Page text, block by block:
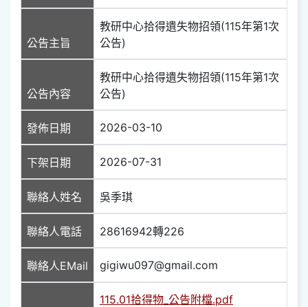
公告主旨
教研中心拾得遺失物招領(115年第1次
公告)
公告內容
教研中心拾得遺失物招領(115年第1次
公告)
發佈日期 2026-03-10
下架日期 2026-07-31
聯絡人姓名 吳季琪
聯絡人電話 28616942轉226
聯絡人EMail gigiwu097@gmail.com
115.01拾得物_公告附檔.pdf